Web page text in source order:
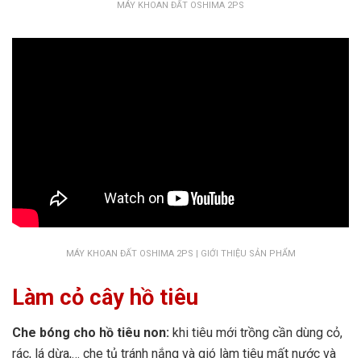
MÁY KHOAN ĐẤT OSHIMA 2PS
MÁY KHOAN ĐẤT OSHIMA 2PS | GIỚI THIỆU SẢN PHẨM
Làm cỏ cây hồ tiêu
Che bóng cho hồ tiêu non: khi tiêu mới trồng cần dùng cỏ,
rác, lá dừa,… che tủ tránh nắng và gió làm tiêu mất nước và